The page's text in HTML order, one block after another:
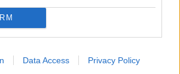
Data Access Privacy Policy